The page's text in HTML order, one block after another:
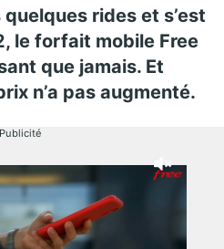
rides et s’est
le forfait mobile Free
que jamais. Et
n’a pas augmenté.
Publicité